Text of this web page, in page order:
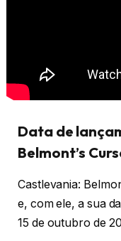
Data de
Belmont’s
Castlevania:
e, com ele, a sua
15 de outubro de